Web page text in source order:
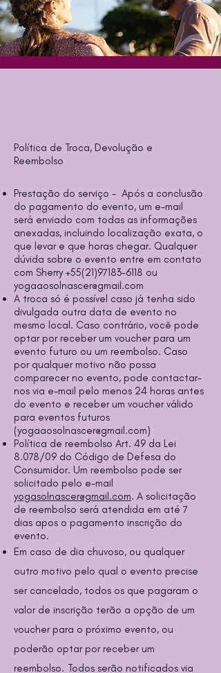
Política de Troca, Devolução e
Reembolso
Prestação do serviço - Após a conclusão
do pagamento do evento, um e-mail
será enviado com todas as informações
anexadas, incluindo localização exata, o
que levar e que horas chegar. Qualquer
dúvida sobre o evento entre em contato
com Sherry+55(21)97183-6118 ou
yogaaosolnascer@gmail.com
A troca só é possível caso já tenha sido
divulgada outra data de evento no
mesmo local. Caso contrário, você pode
optar por receber um voucher para um
evento futuro ou um reembolso. Caso
por qualquer motivo não possa
comparecer no evento, pode contactar-
nos via e-mail pelo menos 24 horas antes
do evento e receber um voucher válido
para eventos futuros
(yogaaosolnascer@gmail.com)
Política de reembolso Art. 49 da Lei
8.078/09 do Código de Defesa do
Consumidor. Um reembolso pode ser
solicitado pelo e-mail
yogasolnascer@gmail.com. A solicitação
de reembolso será atendida em até 7
dias apos o pagamento inscrição do
evento.
Em caso de dia chuvoso, ou qualquer
outro motivo pelo qual o evento precise
ser cancelado, todos os que pagaram o
valor de inscrição terão a opção de um
voucher para o próximo evento, ou
poderão optar por receber um
reembolso. Todos serão notificados via